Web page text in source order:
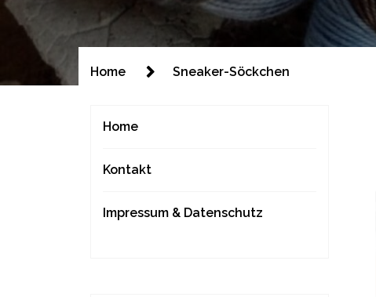
Home Sneaker-Söckchen
Home
Kontakt
Impressum & Datenschutz